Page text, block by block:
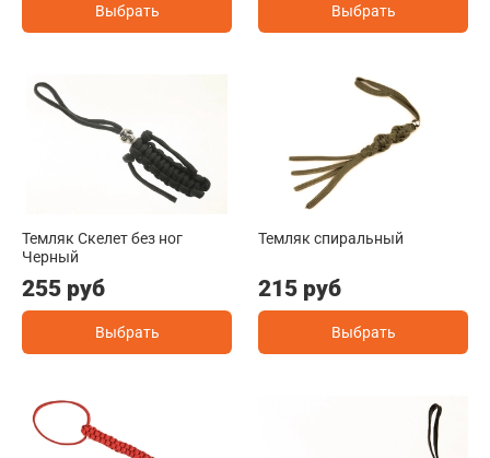
Выбрать Выбрать
Темляк Скелет без ног
Черный
255 руб
Выбрать
Темляк спиральный
215 руб
Выбрать